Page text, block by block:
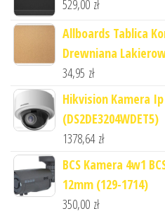
529,00 zł
Allboards Tablica
Drewniana
34,95 zł
Hikvision Kamera
(DS2DE3204WDET5)
1378,64 zł
BCS Kamera 4w1
12mm (129-1714)
350,00 zł